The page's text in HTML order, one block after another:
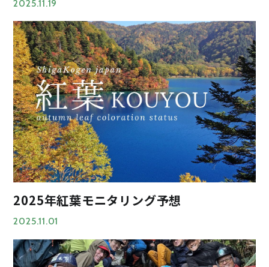
2025.11.19
2025年紅葉モニタリング予想
2025.11.01